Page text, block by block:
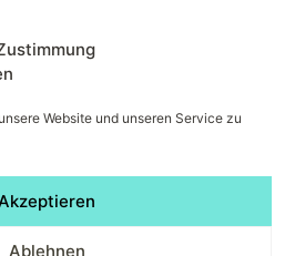
Website und unseren Service zu
Ablehnen
den sozialen Netzwerken!